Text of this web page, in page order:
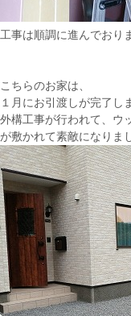
工事は順調に進んでおり
こちらのお家は、
１月にお引渡しが完了し
外構工事が行われて、ウ
が敷かれて素敵になりま